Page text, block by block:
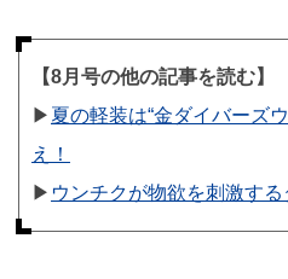
【8月号の他の記事を読む】
▶︎ 夏の軽装は“金ダイバーズ
え！
▶︎ ウンチクが物欲を刺激す